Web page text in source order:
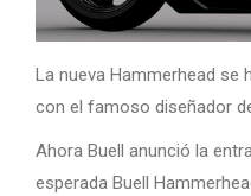
La nueva Hammerhead se
con el famoso diseñador
Ahora Buell anunció la
esperada Buell